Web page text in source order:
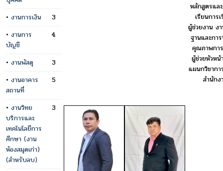
• งานการเงิน
3
• งานการ
บัญชี
4
• งานพัสดุ
3
• งานอาคาร
สถานที่
5
• งานวิทย
บริการและ
เทคโนโลยีการ
ศึกษา (งาน
ห้องสมุดเก่า)
(สำหรับลบ)
3
หลักสูตรแล
เรียนการ
ผู้ช่วยงาน ง
ฐานและกา
คุณภาพกา
ผู้ช่วยหัวห
แผนกวิชาก
สำนักง